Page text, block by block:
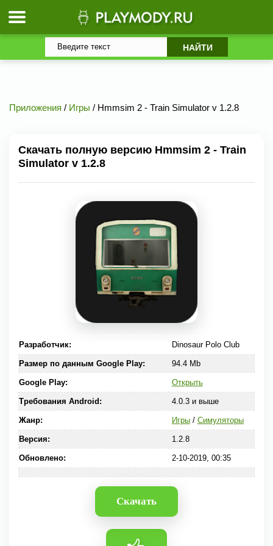
Приложения / Игры / Hmmsim 2 - Train Simulator v 1.2.8
Скачать полную версию Hmmsim 2 - Train
Simulator v 1.2.8
Разработчик: Dinosaur Polo Club
Размер по данным Google Play: 94.4 Mb
Google Play: Открыть
Требования Android: 4.0.3 и выше
Жанр: Игры/ Симуляторы
Версия: 1.2.8
Обновлено: 2-10-2019, 00:35
Скачать